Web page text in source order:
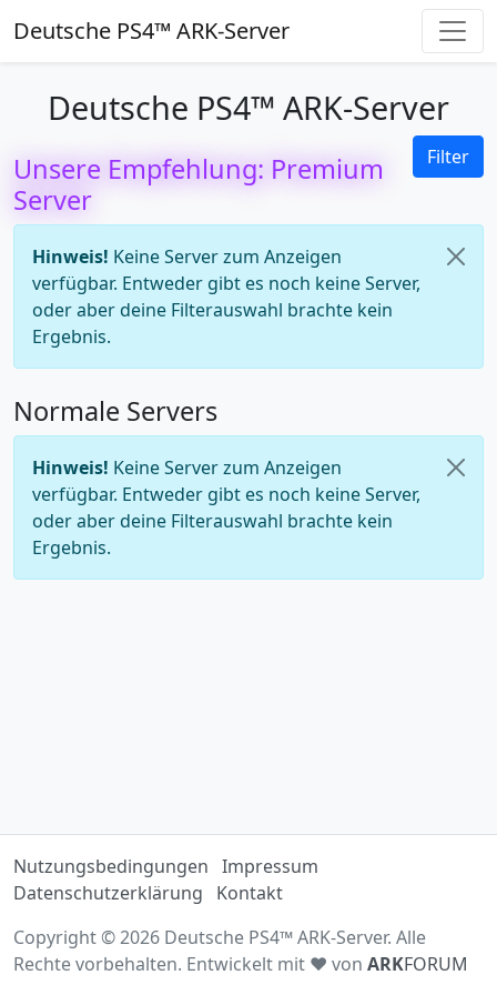
Deutsche PS4™ ARK-Server
Deutsche PS4™ ARK-Server
Filter
Unsere Empfehlung: Premium
Server
Hinweis! Keine Server zum Anzeigen
verfügbar. Entweder gibt es noch keine Server,
oder aber deine Filterauswahl brachte kein
Ergebnis.
Normale Servers
Hinweis! Keine Server zum Anzeigen
verfügbar. Entweder gibt es noch keine Server,
oder aber deine Filterauswahl brachte kein
Ergebnis.
Nutzungsbedingungen Impressum
Datenschutzerklärung
Kontakt
Copyright © 2026 Deutsche PS4™ ARK-Server. Alle
Rechte vorbehalten. Entwickelt mit ♥ von ARKFORUM